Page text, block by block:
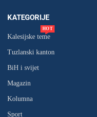
KATEGORIJE
Kalesijske teme
HOT
Tuzlanski kanton
BiH i svijet
Magazin
Kolumna
Sport